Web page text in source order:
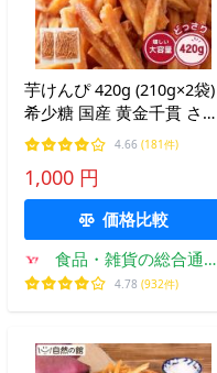
芋けんぴ 420g (210g×2袋)
希少糖 国産 黄金千貫 さつ
まいも かりんとう おやつ
お茶請け 訳あり 簡易包装
スイーツ 1000円 ポッキリ
送料無料
4.66 (181件)
1,000 円
価格比較
食品・雑貨の総合通販
DON-SHOP
4.78 (932件)